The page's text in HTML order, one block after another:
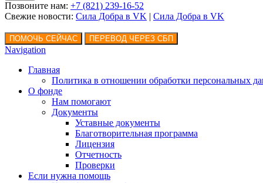
Позвоните нам: +7 (821) 239-16-52
Свежие новости: Сила Добра в VK | Сила Добра в VK
Navigation
Главная
Политика в отношении обработки персональных
О фонде
Нам помогают
Документы
Уставные документы
Благотворительная программа
Лицензия
Отчетность
Проверки
Если нужна помощь